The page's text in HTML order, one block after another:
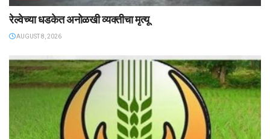
रेल्वेच्या धडकेत अनोळखी व्यक्तीचा मृत्यू
AUGUST 8, 2026